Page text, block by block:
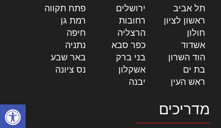
פתח
תל אביב ירושלים פתח תקווה
ראשון לציון
רחובות רמת גן
חולון
הרצליה חיפה
אשדוד
כפר סבא נתניה
הוד השרון
בני ברק באר שבע
בת ים
אשקלון נס ציונה
ראש העין
יבנה
מדריכים